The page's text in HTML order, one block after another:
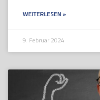
WEITERLESEN »
9. Februar 2024